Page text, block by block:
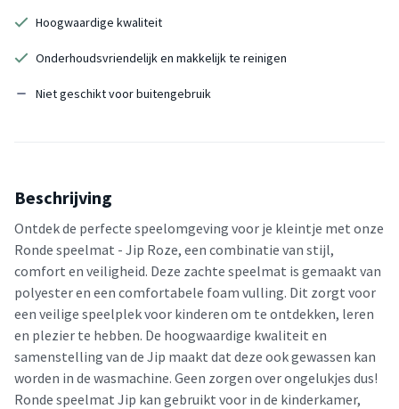
Hoogwaardige kwaliteit
Onderhoudsvriendelijk en makkelijk te reinigen
Niet geschikt voor buitengebruik
Beschrijving
Ontdek de perfecte speelomgeving voor je kleintje met onze
Ronde speelmat - Jip Roze, een combinatie van stijl,
comfort en veiligheid. Deze zachte speelmat is gemaakt van
polyester en een comfortabele foam vulling. Dit zorgt voor
een veilige speelplek voor kinderen om te ontdekken, leren
en plezier te hebben. De hoogwaardige kwaliteit en
samenstelling van de Jip maakt dat deze ook gewassen kan
worden in de wasmachine. Geen zorgen over ongelukjes dus!
Ronde speelmat Jip kan gebruikt voor in de kinderkamer,